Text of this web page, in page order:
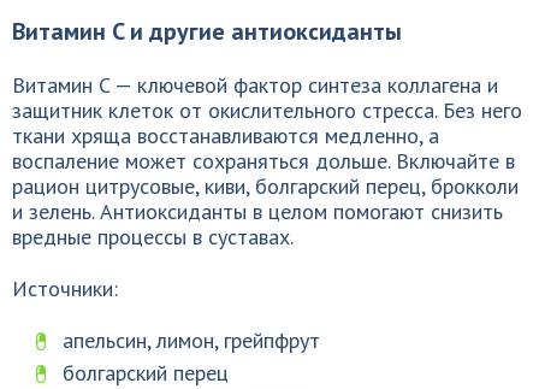
Витамин C и другие антиоксиданты
Витамин C — ключевой фактор синтеза коллагена и
защитник клеток от окислительного стресса. Без него
ткани хряща восстанавливаются медленно, а
воспаление может сохраняться дольше. Включайте в
рацион цитрусовые, киви, болгарский перец, брокколи
и зелень. Антиоксиданты в целом помогают снизить
вредные процессы в суставах.
Источники:
апельсин, лимон, грейпфрут
болгарский перец